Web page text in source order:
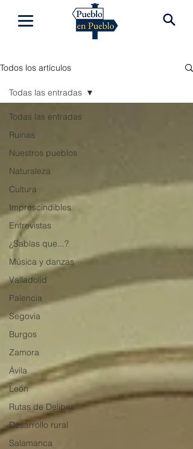
Todos los artículos
Todas las entradas
Ruinas
Nuestros pueblos
Naturaleza
Cultura
Imprescindibles
Entrevistas
¿Sabías que...?
Música y danzas
Valladolid
Palencia
Segovia
Burgos
Zamora
Ávila
León
Rutas de Delibes
Desarrollo rural
Salamanca
Todas las entradas